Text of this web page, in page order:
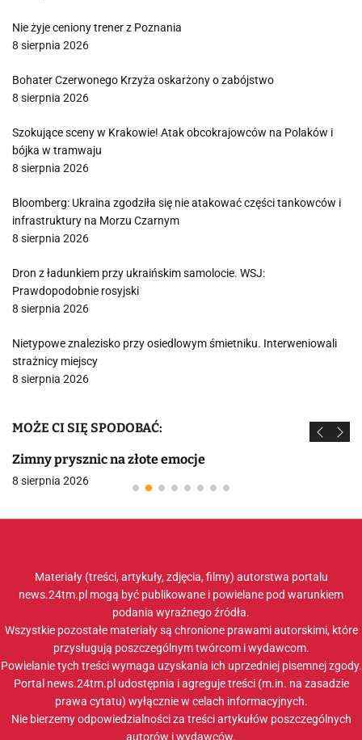
Nie żyje ceniony trener z Poznania
8 sierpnia 2026
Bohater Czerwonego Krzyża oskarżony o zabójstwo
8 sierpnia 2026
Szokujące sceny w Krakowie! Atak obcokrajowców na Polaków i
bójka w tramwaju
8 sierpnia 2026
Bloomberg: Ukraina zgodziła się nie atakować części tankowców i
infrastruktury na Morzu Czarnym
8 sierpnia 2026
Dron z ładunkiem przy ukraińskim samolocie. WSJ:
Prawdopodobnie rosyjski
8 sierpnia 2026
Nietypowe znalezisko przy osiedlowym śmietniku. Interweniowali
strażnicy miejscy
8 sierpnia 2026
MOŻE CI SIĘ SPODOBAĆ:
Zimny prysznic na złote emocje
8 sierpnia 2026
Materiały (treści, artykuły, zdjęcia, filmy) autorstwa portalu
news.24tm.pl mogą być publikowane i powielane pod warunkiem
podania wyraźnego źródła.
Wszystkie pozostałe materiały są chronione prawami autorskimi, które
przysługują poszczególnym twórcom i wydawcom.
Powielanie tych treści wymaga uzyskania ich uprzedniej pisemnej zgody.
Portal news.24tm.pl udostępnia i agreguje treści (m.in. na zasadzie
prawa cytatu) wyłącznie w celach informacyjnych.
Nie bierzemy odpowiedzialności za treści artykułów poszczególnych
autorów i wydawców.